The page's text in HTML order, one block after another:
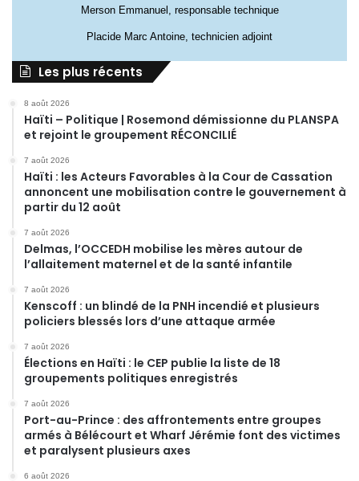
Merson Emmanuel, responsable technique
Placide Marc Antoine, technicien adjoint
Les plus récents
8 août 2026
Haïti – Politique | Rosemond démissionne du PLANSPA
et rejoint le groupement RÉCONCILIÉ
7 août 2026
Haïti : les Acteurs Favorables à la Cour de Cassation
annoncent une mobilisation contre le gouvernement à
partir du 12 août
7 août 2026
Delmas, l’OCCEDH mobilise les mères autour de
l’allaitement maternel et de la santé infantile
7 août 2026
Kenscoff : un blindé de la PNH incendié et plusieurs
policiers blessés lors d’une attaque armée
7 août 2026
Élections en Haïti : le CEP publie la liste de 18
groupements politiques enregistrés
7 août 2026
Port-au-Prince : des affrontements entre groupes
armés à Bélécourt et Wharf Jérémie font des victimes
et paralysent plusieurs axes
6 août 2026